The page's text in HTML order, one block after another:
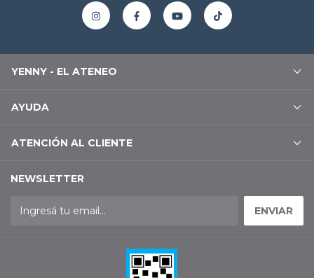
YENNY - EL ATENEO
AYUDA
ATENCIÓN AL CLIENTE
NEWSLETTER